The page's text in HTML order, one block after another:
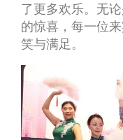
了更多欢乐。无
的惊喜，每一位
笑与满足。